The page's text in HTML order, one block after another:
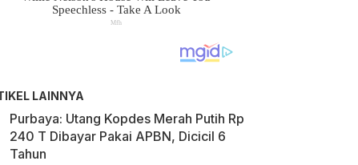
LAINNYA
Purbaya: Utang Kopdes Merah Putih Rp
240 T Dibayar Pakai APBN, Dicicil 6
Tahun